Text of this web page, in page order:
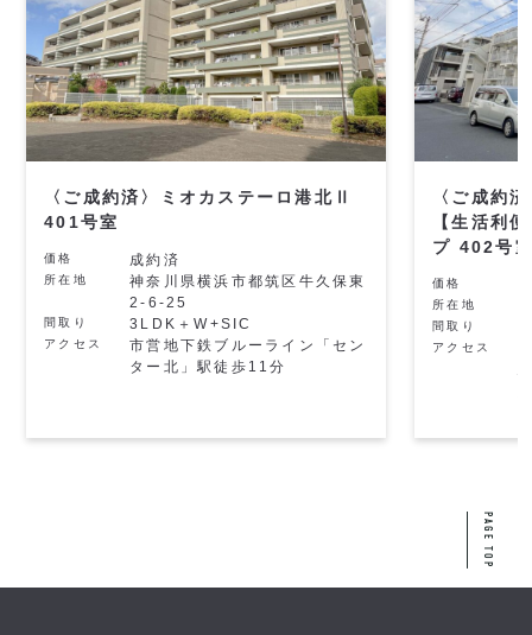
〈ご成約済〉ミオカステーロ港北Ⅱ
401号室
価格 成約済
所在地
神奈川県横浜市都筑区牛久保東
2-6-25
間取り 3LDK＋W+SIC
アクセス
市営地下鉄ブルーライン「セン
ター北」駅徒歩11分
〈ご成約
【生活利
プ 402号
価格
所在地
間取り
アクセス
PAGE TOP